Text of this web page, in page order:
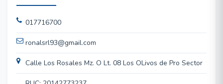
017716700
ronalsrl93@gmail.com
Calle Los Rosales Mz. O Lt. 08 Los OLivos de Pro Sector